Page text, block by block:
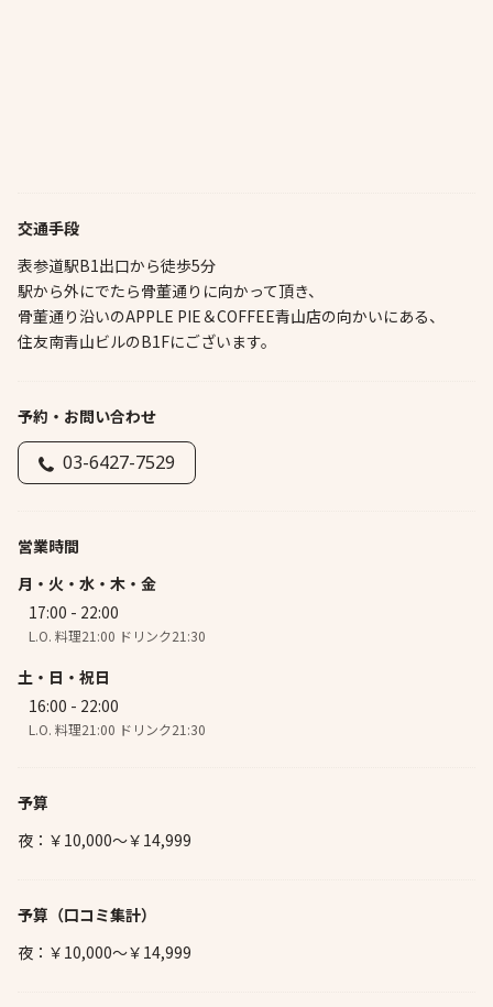
交通手段
表参道駅B1出口から徒歩5分
駅から外にでたら骨董通りに向かって頂き、
骨董通り沿いのAPPLE PIE＆COFFEE青山店の向かいにある、
住友南青山ビルのB1Fにございます。
予約・お問い合わせ
03-6427-7529
営業時間
月・火・水・木・金
17:00 - 22:00
L.O. 料理21:00 ドリンク21:30
土・日・祝日
16:00 - 22:00
L.O. 料理21:00 ドリンク21:30
予算
夜：￥10,000～￥14,999
予算 （口コミ集計）
夜：￥10,000～￥14,999